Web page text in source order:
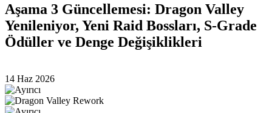
Aşama 3 Güncellemesi: Dragon Valley
Yenileniyor, Yeni Raid Bossları, S-Grade
Ödüller ve Denge Değişiklikleri
14 Haz 2026